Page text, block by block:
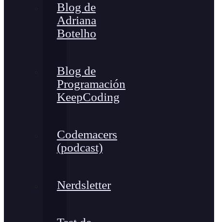
Blog de
Adriana
Botelho
Blog de
Programación
KeepCoding
Codemacers
(podcast)
Nerdsletter